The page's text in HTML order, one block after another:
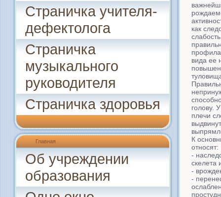
Страничка учителя-
дефектолога
Страничка
музыкального
руководителя
Страничка здоровья
Главная
Об учреждении
образования
как
вида ее
голову.
плечи
К
относят:
-
скелета
-
-